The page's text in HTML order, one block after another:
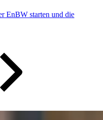
EnBW starten und die